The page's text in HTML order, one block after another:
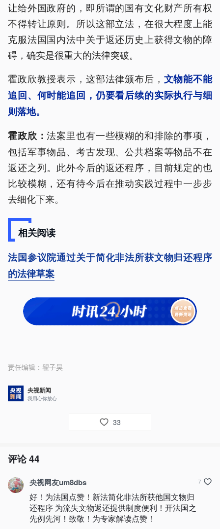
让给外国政府的，即所谓的国有文化财产所有权
不得转让原则。所以这部立法，在很大程度上能
克服法国国内法中关于返还历史上获得文物的障
碍，确实是很重大的法律突破。
霍政欣教授表示，这部法律颁布后， 文物能不能
追回、何时能追回，仍要看后续的实际执行与细
则落地。
霍政欣：法案里也有一些模糊的和排除的事项，
包括军事物品、考古发现、公共档案等物品不在
返还之列。此外今后的返还程序，目前规定的也
比较模糊，还有待今后在推动实践过程中一步步
去细化下来。
相关阅读
法国参议院通过关于简化非法所获文物归还程序
的法律草案
责任编辑： 翟子昊
央视新闻
我用心你放心
33
评论44
央视网友um8dbs
好！为法国点赞！新法简化非法所获他国文物归
还程序 为流失文物返还提供制度便利！开法国之
先例先河！致敬！为专家解读点赞！
7